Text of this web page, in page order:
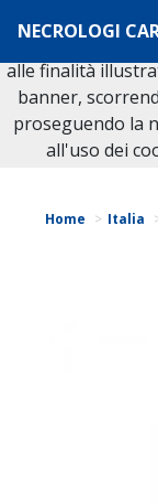
NECROLOGI
Home Italia
Questo sito o
avvalgono di
alle finalità
banner,
proseguendo la
all'uso dei